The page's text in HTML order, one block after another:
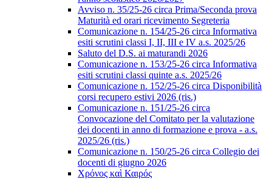
Avviso n. 35/25-26 circa Prima/Seconda prova
Maturità ed orari ricevimento Segreteria
Comunicazione n. 154/25-26 circa Informativa
esiti scrutini classi I, II, III e IV a.s. 2025/26
Saluto del D.S. ai maturandi 2026
Comunicazione n. 153/25-26 circa Informativa
esiti scrutini classi quinte a.s. 2025/26
Comunicazione n. 152/25-26 circa Disponibilità
corsi recupero estivi 2026 (ris.)
Comunicazione n. 151/25-26 circa
Convocazione del Comitato per la valutazione
dei docenti in anno di formazione e prova - a.s.
2025/26 (ris.)
Comunicazione n. 150/25-26 circa Collegio dei
docenti di giugno 2026
Χρόνος καὶ Καιρός